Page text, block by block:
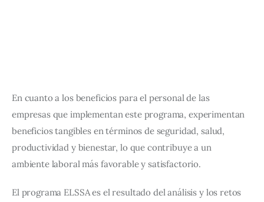
En cuanto a los beneficios para el personal de las
empresas que implementan este programa, experimentan
beneficios tangibles en términos de seguridad, salud,
productividad y bienestar, lo que contribuye a un
ambiente laboral más favorable y satisfactorio.
El programa ELSSA es el resultado del análisis y los retos